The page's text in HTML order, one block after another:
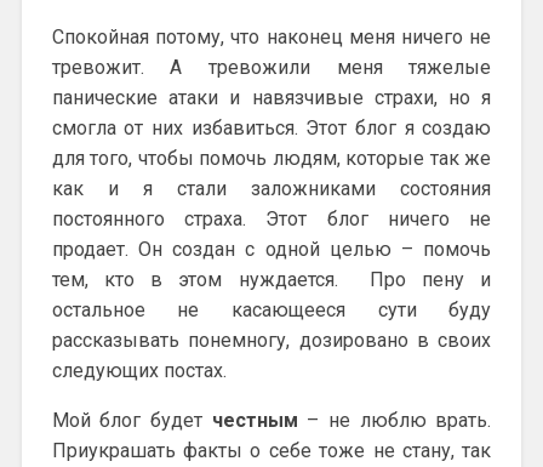
Спокойная потому, что наконец меня ничего не
тревожит. А тревожили меня тяжелые
панические атаки и навязчивые страхи, но я
смогла от них избавиться. Этот блог я создаю
для того, чтобы помочь людям, которые так же
как и я стали заложниками состояния
постоянного страха. Этот блог ничего не
продает. Он создан с одной целью – помочь
тем, кто в этом нуждается. Про пену и
остальное не касающееся сути буду
рассказывать понемногу, дозировано в своих
следующих постах.
Мой блог будет честным – не люблю врать.
Приукрашать факты о себе тоже не стану, так